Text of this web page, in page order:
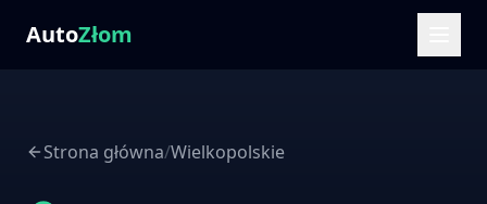
AutoZłom
Strona główna/Wielkopolskie